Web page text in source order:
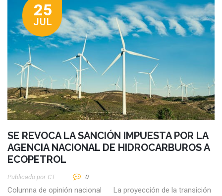
25
JUL
SE REVOCA LA SANCIÓN IMPUESTA POR LA
AGENCIA NACIONAL DE HIDROCARBUROS A
ECOPETROL
Publicado por CT 0
Columna de opinión nacional La proyección de la transición